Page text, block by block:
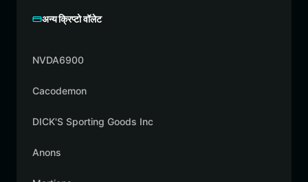
अन्य क्रिप्टो वॉलेट
NVDA6900
Cacodemon
DICK'S Sporting Goods Inc
Anons